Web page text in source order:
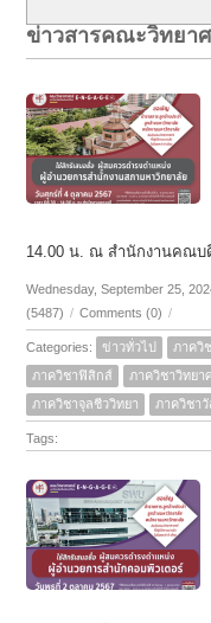
ข่าวสารคณะวิทยา
14.00 น. ณ สำนักงานคณบ
Wednesday, September 25,
(5487) / Comments (0) /
Categories: ข่าวทั่วไป ภาควิ
ภาควิชาฟิสิกส์
ภาควิชาวิทยา
ภาควิชาจุลชีววิทยา
ภาควิชา
Tags: